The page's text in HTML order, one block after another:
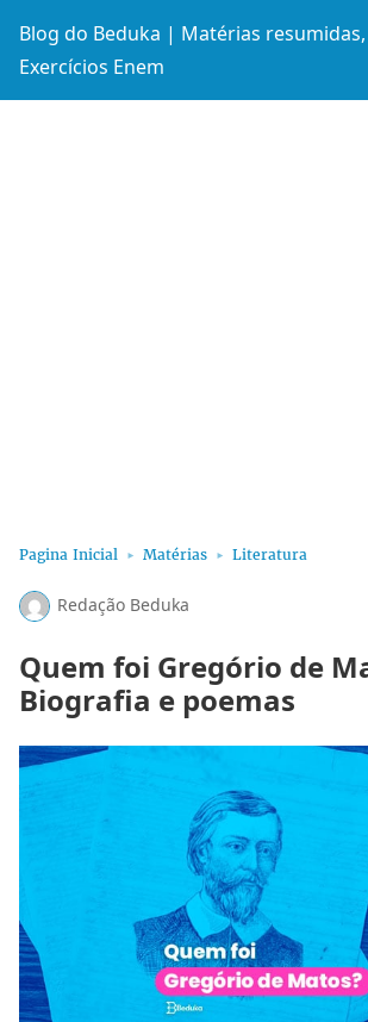
Blog do Beduka | Matérias resumidas,
Exercícios Enem
Pagina Inicial Matérias Literatura
Redação Beduka
Quem foi Gregório de
Biografia e poemas